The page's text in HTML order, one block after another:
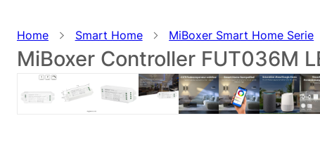
Home Smart Home MiBoxer Smart Home Serie
MiBoxer Controller FUT036M